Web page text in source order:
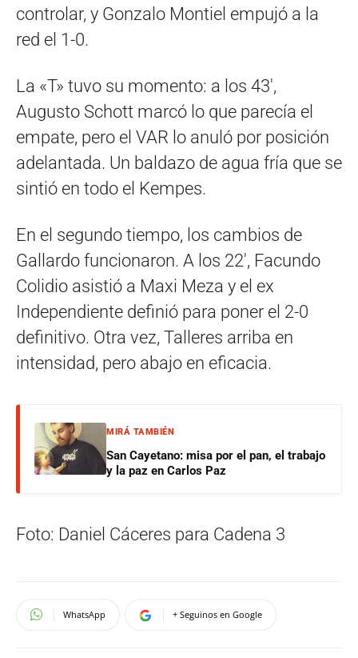
controlar, y Gonzalo Montiel empujó a la
red el 1-0.
La «T» tuvo su momento: a los 43′,
Augusto Schott marcó lo que parecía el
empate, pero el VAR lo anuló por posición
adelantada. Un baldazo de agua fría que se
sintió en todo el Kempes.
En el segundo tiempo, los cambios de
Gallardo funcionaron. A los 22′, Facundo
Colidio asistió a Maxi Meza y el ex
Independiente definió para poner el 2-0
definitivo. Otra vez, Talleres arriba en
intensidad, pero abajo en eficacia.
MIRÁ TAMBIÉN
San Cayetano: misa por el pan, el trabajo
y la paz en Carlos Paz
Foto: Daniel Cáceres para Cadena 3
WhatsApp + Seguinos en Google